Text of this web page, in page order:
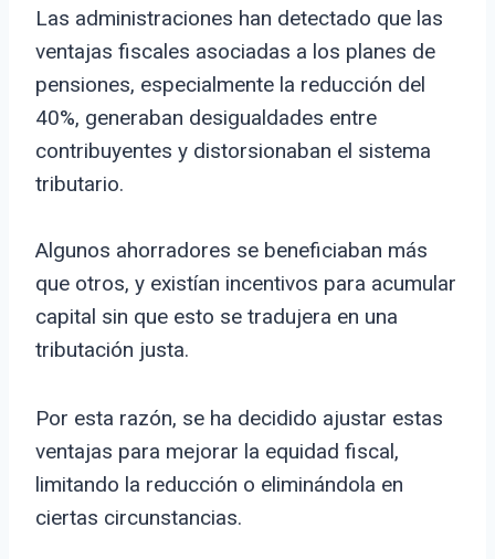
Las administraciones han detectado que las
ventajas fiscales asociadas a los planes de
pensiones, especialmente la reducción del
40%, generaban desigualdades entre
contribuyentes y distorsionaban el sistema
tributario.
Algunos ahorradores se beneficiaban más
que otros, y existían incentivos para acumular
capital sin que esto se tradujera en una
tributación justa.
Por esta razón, se ha decidido ajustar estas
ventajas para mejorar la equidad fiscal,
limitando la reducción o eliminándola en
ciertas circunstancias.